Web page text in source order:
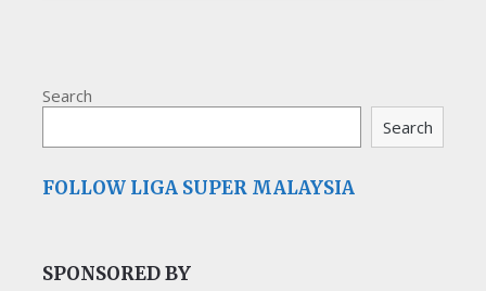
Search
Search
FOLLOW LIGA SUPER MALAYSIA
SPONSORED BY